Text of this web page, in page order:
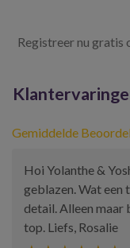
Registreer nu gratis
Gemiddelde
Hoi Yolanthe &
geblazen. Wat
detail. Alleen maar
top. Liefs, Rosalie